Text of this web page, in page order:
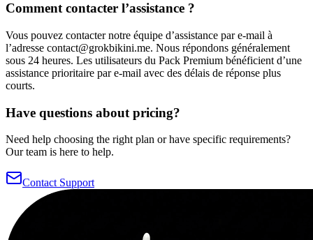
Comment contacter l’assistance ?
Vous pouvez contacter notre équipe d’assistance par e-mail à
l’adresse contact@grokbikini.me. Nous répondons généralement
sous 24 heures. Les utilisateurs du Pack Premium bénéficient d’une
assistance prioritaire par e-mail avec des délais de réponse plus
courts.
Have questions about pricing?
Need help choosing the right plan or have specific requirements?
Our team is here to help.
Contact Support